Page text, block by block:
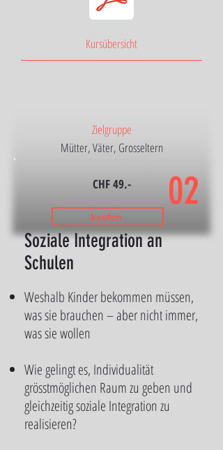
Kursübersicht
Zielgruppe
Mütter, Väter, Grosseltern
CHF 49.-
kaufen
02
Soziale Integration an
Schulen
Weshalb Kinder bekommen müssen,
was sie brauchen – aber nicht immer,
was sie wollen
Wie gelingt es, Individualität
grösstmöglichen Raum zu geben und
gleichzeitig soziale Integration zu
realisieren?